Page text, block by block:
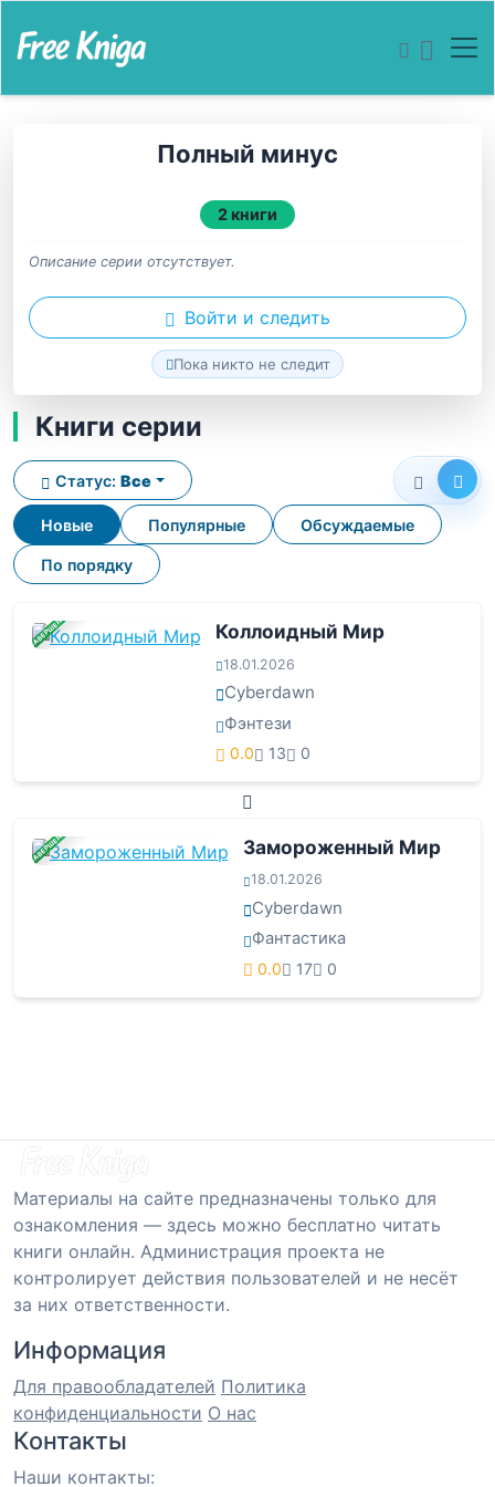
Полный минус
2 книги
Описание серии отсутствует.
Войти и следить
Пока никто не следит
Книги серии
Новые Популярные Обсуждаемые
По порядку
Статус: Все
ЗАВЕРШЕНА Коллоидный Мир
18.01.2026
Cyberdawn
Фэнтези
0.0 13 0
ЗАВЕРШЕНА Замороженный Мир
18.01.2026
Cyberdawn
Фантастика
0.0 17 0
Материалы на сайте предназначены только для
ознакомления — здесь можно бесплатно читать
книги онлайн. Администрация проекта не
контролирует действия пользователей и не несёт
за них ответственности.
Информация
Для правообладателей Политика
конфиденциальности О нас
Контакты
Наши контакты: